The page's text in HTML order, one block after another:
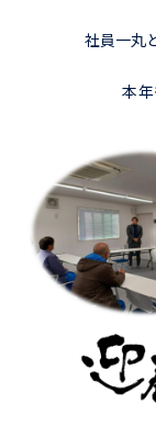
社員一丸
本